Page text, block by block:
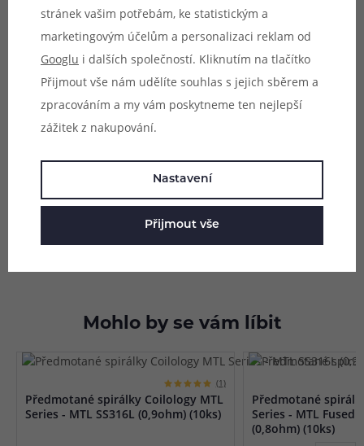
Materiál:Nichrom (Ni80)
Provedení:Tri-core Fused Clapton
Vhodné pro:DL vaping
Typ:3-26 (3* 0,4 mm) / 36 (0,13 mm)
Odpor:0,98ohm/1ft (cca 30cm)
Balení:3m
Hodnocení (0)
Zeptejte se (0)
Mohlo by se vám líbit
(1)
Předmotané spirálky Coilology MTL
Series - MTL SS316L (0,9ohm) (10ks)
Předmotané
Series - MTL Fused
(0,8ohm) (10ks)
stránek vašim potřebám, ke statistickým a
marketingovým účelům a personalizaci reklam od
Googlu i dalších společností. Kliknutím na tlačítko
Přijmout vše nám udělíte souhlas s jejich sběrem a
zpracováním a my vám poskytneme ten nejlepší
zážitek z nakupování.
Nastavení
Přijmout vše